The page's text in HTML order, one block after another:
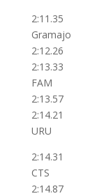
2:11.35
2:12.26
2:13.33
FAM
2:13.57
URU
CTS